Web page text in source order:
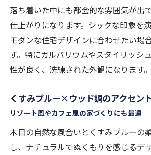
落ち着いた中にも都会的な雰囲気が出
仕上がりになります。シックな印象を
モダンな住宅デザインに合わせたい場
す。特にガルバリウムやスタイリッシ
性が良く、洗練された外観になります。
くすみブルー×ウッド調のアクセント
リゾート風やカフェ風の家づくりにも最適
木目の自然な風合いとくすみブルーの
し、ナチュラルでぬくもりを感じるデ